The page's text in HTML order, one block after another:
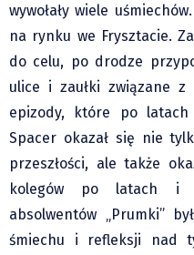
wywołały wiele
na rynku we Frysztacie.
do celu, po drodze
ulice i zaułki związane
epizody, które po latach
Spacer okazał się nie
przeszłości, ale także
kolegów po latach i
absolwentów „Prumki”
śmiechu i refleksji nad